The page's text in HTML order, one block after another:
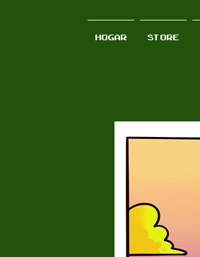
Hogar STORE